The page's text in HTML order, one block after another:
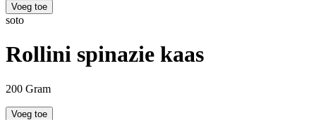
Voeg toe
soto
Rollini spinazie kaas
200 Gram
Voeg toe